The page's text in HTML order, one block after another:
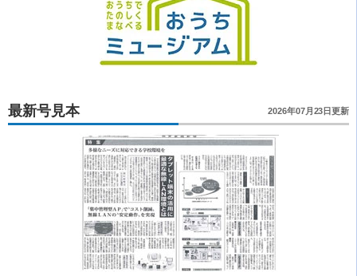
最新号見本 2026年07月23日更新